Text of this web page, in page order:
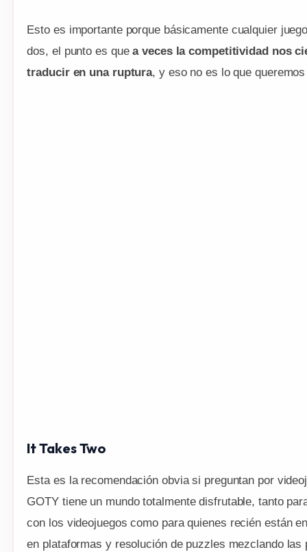
Esto es importante porque básicamente cualquier
dos, el punto es quea veces la competitividad nos
traducir en una ruptura, y eso no es lo que
It Takes Two
Esta es la recomendación obvia si preguntan por
GOTY tiene un mundo totalmente disfrutable, tanto
con los videojuegos como para quienes recién están
en plataformas y resolución de puzzles mezclando las